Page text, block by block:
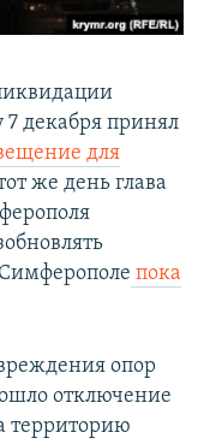
декабря принял
для
же день глава
пока
опор
отключение
территорию